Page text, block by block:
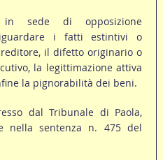
sede di opposizione
i fatti estintivi o
il difetto originario o
la legittimazione attiva
la pignorabilità dei beni.
dal Tribunale di Paola,
nella sentenza n. 475 del